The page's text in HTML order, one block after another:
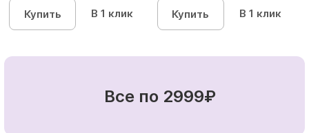
Купить В 1 клик Купить В 1 клик
Все по 2999₽